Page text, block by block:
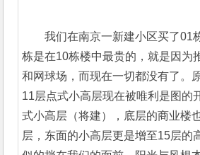
我们在南京一新建小区买了01
栋是在10栋楼中最贵的，就是因为
和网球场，而现在一切都没有了。
11层点式小高层现在被唯利是图的
式小高层（将建），底层的商业楼
层，东面的小高层更是增至15层的